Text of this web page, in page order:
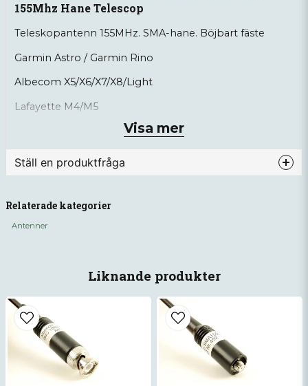
Liknande produkter
155Mhz Hane Telescop
Teleskopantenn 155MHz. SMA-hane. Böjbart fäste
Garmin Astro / Garmin Rino
Albecom X5/X6/X7/X8/Light
Lafayette M4/M5
Zodiac Team Pro Waterproof
Brecom VR500/VR600/VR1000
Visa mer
Ställ en produktfråga
Fråga oss något om denna produkten...
email
Mejladress
Relaterade kategorier
Antenner